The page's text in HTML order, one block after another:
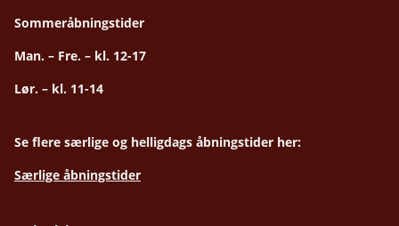
Sommeråbningstider
Man. – Fre. – kl. 12-17
Lør. – kl. 11-14
Se flere særlige og helligdags åbningstider her:
Særlige åbningstider